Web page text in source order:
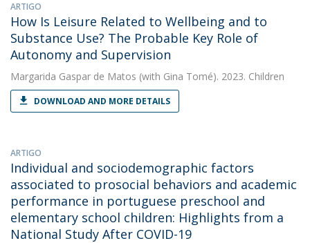
ARTIGO
How Is Leisure Related to Wellbeing and to
Substance Use? The Probable Key Role of
Autonomy and Supervision
Margarida Gaspar de Matos (with Gina Tomé). 2023. Children
DOWNLOAD AND MORE DETAILS
ARTIGO
Individual and sociodemographic factors
associated to prosocial behaviors and academic
performance in portuguese preschool and
elementary school children: Highlights from a
National Study After COVID-19